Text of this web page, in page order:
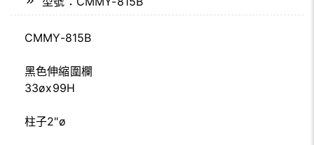
CMMY-815B
黑色伸縮圍欄
33øx99H
柱子2"ø